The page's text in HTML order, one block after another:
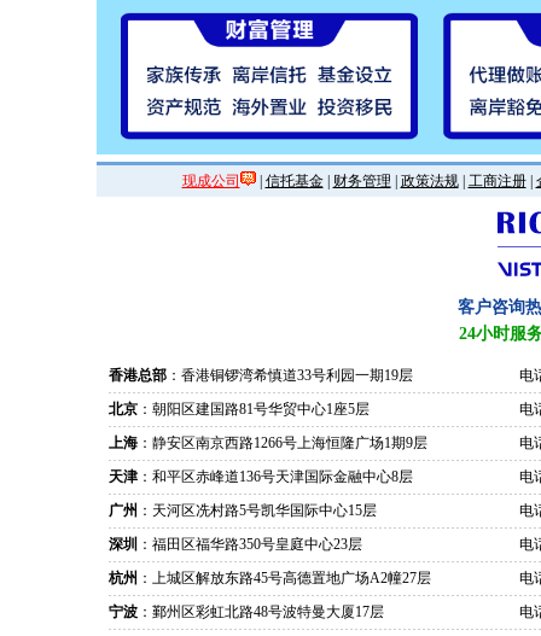
现成公司 | 信托基金| 财务管理 政策法规| 工商注册|
客户咨询
24小时服
香港总部 ：香港铜锣湾希慎道33号利园一期19层
电
北京 ：朝阳区建国路81号华贸中心1座5层
电
上海 ：静安区南京西路1266号上海恒隆广场1期9层
电
天津 ：和平区赤峰道136号天津国际金融中心8层
电
广州 ：天河区冼村路5号凯华国际中心15层
电
深圳 ：福田区福华路350号皇庭中心23层
电
杭州 ：上城区解放东路45号高德置地广场A2幢27层
电
宁波 ：鄞州区彩虹北路48号波特曼大厦17层
电